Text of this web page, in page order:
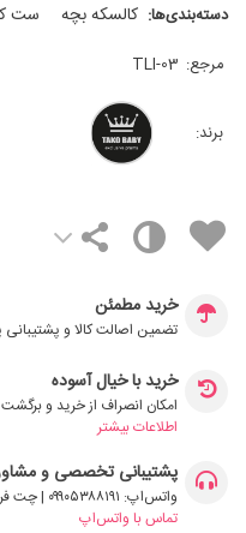
دسته‌بندی‌ها: کالسکه بچه ست
مرجع: TLI-03
برند:
خرید مطمئن
تضمین اصالت کالا و
خرید با خیال آسوده
امکان انصراف از خرید و برگشت کالا
اطلاعات بیشتر
پشتیبانی تخصصی و
واتس‌اپ: ۰۹۹۰۵۳۸۸۱۹۱ | چت فروشگاه
تماس با واتس‌اپ